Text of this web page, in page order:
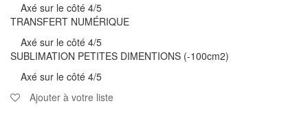
Axé sur le côté 4/5
TRANSFERT NUMÉRIQUE
Axé sur le côté 4/5
SUBLIMATION PETITES DIMENTIONS (-100cm2)
Axé sur le côté 4/5
Ajouter à votre liste